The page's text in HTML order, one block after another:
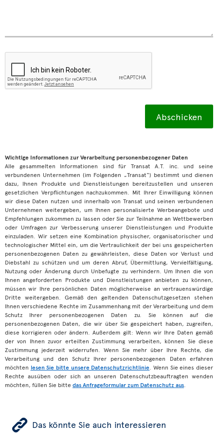
Wichtige Informationen zur Verarbeitung personenbezogener Daten
Alle gesammelten Informationen sind für Transat A.T. inc. und seine
verbundenen Unternehmen (im Folgenden „Transat“) bestimmt und dienen
dazu, Ihnen Produkte und Dienstleistungen bereitzustellen und unseren
gesetzlichen Verpflichtungen nachzukommen. Mit Ihrer Einwilligung können
wir diese Daten nutzen und innerhalb von Transat und seinen verbundenen
Unternehmen weitergeben, um Ihnen personalisierte Werbeangebote und
Empfehlungen zukommen zu lassen oder Sie zur Teilnahme an Wettbewerben
oder Umfragen zur Verbesserung unserer Dienstleistungen und Produkte
einzuladen. Wir setzen eine Kombination physischer, organisatorischer und
technologischer Mittel ein, um die Vertraulichkeit der bei uns gespeicherten
personenbezogenen Daten zu gewährleisten, diese Daten vor Verlust und
Diebstahl zu schützen und um deren Abruf, Übermittlung, Vervielfältigung,
Nutzung oder Änderung durch Unbefugte zu verhindern. Um Ihnen die von
Ihnen angeforderten Produkte und Dienstleistungen anbieten zu können,
müssen wir Ihre persönlichen Daten möglicherweise an vertrauenswürdige
Dritte weitergeben. Gemäß den geltenden Datenschutzgesetzen stehen
Ihnen verschiedene Rechte im Zusammenhang mit der Verarbeitung und dem
Schutz Ihrer personenbezogenen Daten zu. Sie können auf die
personenbezogenen Daten, die wir über Sie gespeichert haben, zugreifen,
diese korrigieren oder ändern. Außerdem gilt: Wenn wir Ihre Daten gemäß
der von Ihnen zuvor erteilten Zustimmung verarbeiten, können Sie diese
Zustimmung jederzeit widerrufen. Wenn Sie mehr über Ihre Rechte, die
Verarbeitung und den Schutz Ihrer personenbezogenen Daten erfahren
möchten lesen Sie bitte unsere Datenschutzrichtlinie . Wenn Sie eines dieser
Rechte ausüben oder sich an unseren Datenschutzbeauftragten wenden
möchten, füllen Sie bitte das Anfrageformular zum Datenschutz aus
ÿ Das könnte Sie auch interessieren